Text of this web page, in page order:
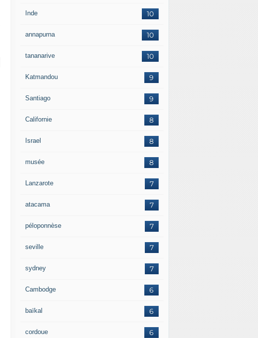
10
Inde
10
annapurna
10
tananarive
9
Katmandou
9
Santiago
8
Californie
8
Israel
8
musée
7
Lanzarote
7
atacama
7
péloponnèse
7
seville
7
sydney
6
Cambodge
6
baïkal
6
cordoue